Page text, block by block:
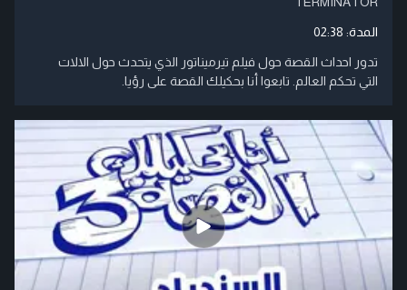
المدة: 02:38
تدور احداث القصة حول فيلم تيرميناتور الذي يتحدث حول الالات
التي تحكم العالم. تابعوا أنا بحكيلك القصة على رؤيا.